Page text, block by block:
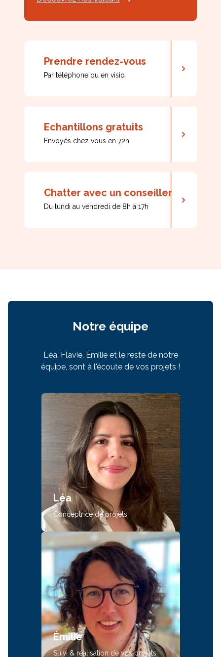
Prendre rendez-vous
Par téléphone ou en visio
Echantillons gratuits
Envoyés chez vous en 72h
Chatter avec un conseiller
Du lundi au vendredi de 8h à 17h
Notre équipe
Léa, Flavie, Émilie et le reste de notre
équipe, sont à l'écoute de vos projets !
Léa
Conceptrice de projets
Émilie
Suivi & réalisation de vos projets